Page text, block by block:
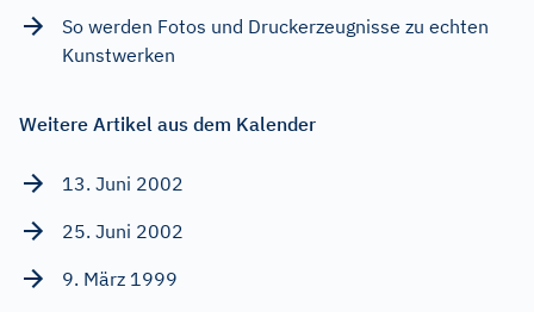
So werden Fotos und Druckerzeugnisse zu echten
Kunstwerken
Weitere Artikel aus dem Kalender
13. Juni 2002
25. Juni 2002
9. März 1999